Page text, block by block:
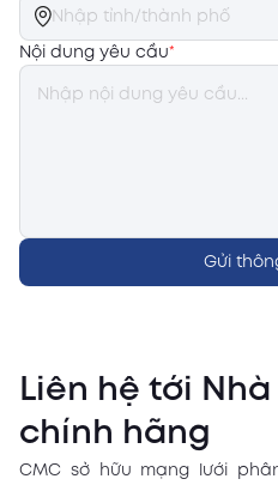
Nội dung yêu cầu*
Gửi
Liên hệ tới
chính hãng
CMC sở hữu mạng lưới